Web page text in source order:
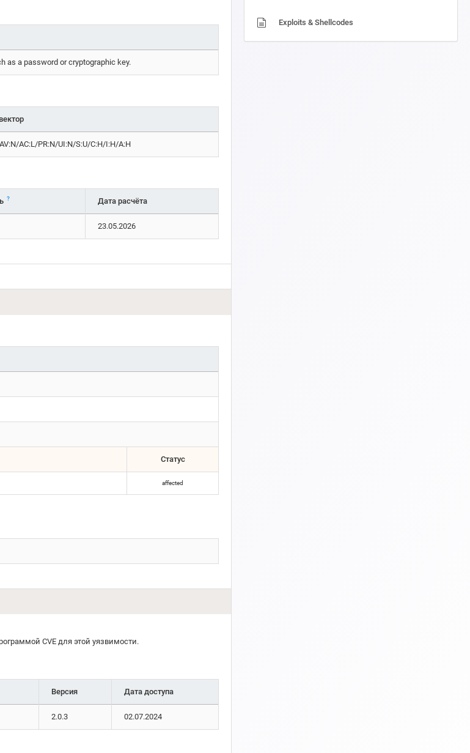
as a password or cryptographic key.
AC:L/PR:N/UI:N/S:U/C:H/I:H/A:H
? Дата расчёта
23.05.2026
Статус
affected
CVE для этой уязвимости.
Версия Дата доступа
2.0.3 02.07.2024
Exploits & Shellcodes